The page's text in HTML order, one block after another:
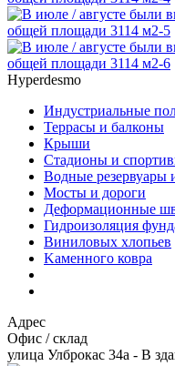
Hyperdesmo
Индустриальные
Террасы и балконы
Крыши
Стадионы и
Водные резервуары
Мосты и дороги
Деформационные
Гидроизоляция
Bиниловых хлопьев
Kаменного ковра
Адрес
Офис / склад
улица Улброкас 34а - B